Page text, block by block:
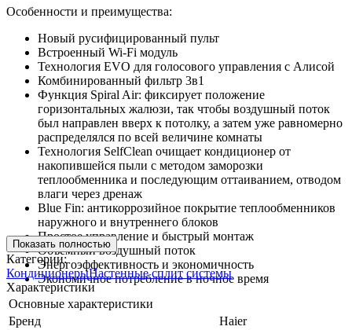
Особенности и преимущества:
Новый русифицированный пульт
Встроенный Wi-Fi модуль
Технология EVO для голосового управления с Алисой
Комбинированный фильтр 3в1
Функция Spiral Air: фиксирует положение
горизонтальных жалюзи, так чтобы воздушный поток
был направлен вверх к потолку, а затем уже равномерно
распределялся по всей величине комнаты
Технология SelfClean очищает кондиционер от
накопившейся пыли с методом заморозки
теплообменника и последующим оттаиванием, отводом
влаги через дренаж
Blue Fin: антикоррозийное покрытие теплообменников
наружного и внутреннего блоков
Простое управление и быстрый монтаж
Объемный воздушный поток
Энергоэффективность и экономичность
Экономичное потребление в ночное время
Показать полностью
Категории:
КондиционерыНастенные сплит системы
Характеристики
Основные характеристики
Бренд
Haier